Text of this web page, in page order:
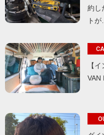
約し
トが…
【
VAN